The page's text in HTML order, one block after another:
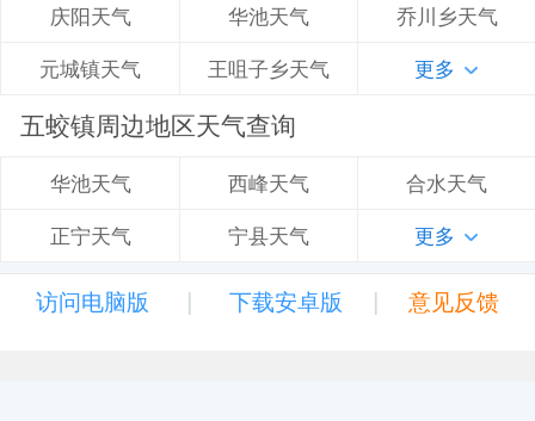
庆阳天气 华池天气 乔川乡天气
元城镇天气 王咀子乡天气 更多
五蛟镇周边地区天气查询
华池天气 西峰天气 合水天气
正宁天气 宁县天气 更多
访问电脑版 | 下载安卓版 | 意见反馈